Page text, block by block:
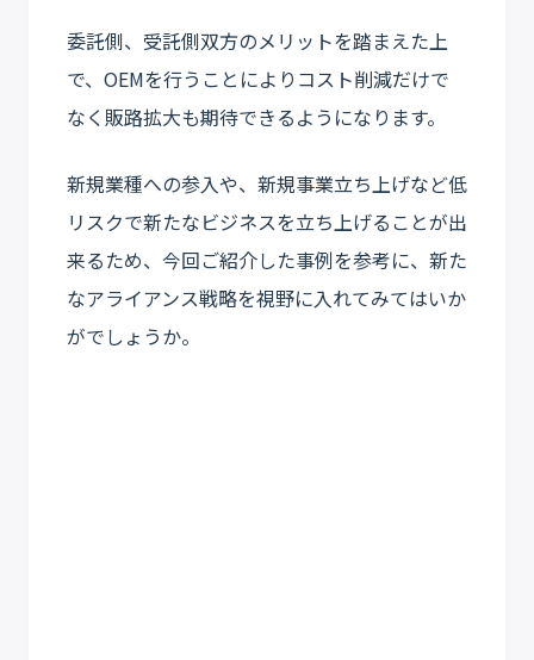
委託側、受託側双方のメリットを踏まえた上
で、OEMを行うことによりコスト削減だけで
なく販路拡大も期待できるようになります。
新規業種への参入や、新規事業立ち上げなど低
リスクで新たなビジネスを立ち上げることが出
来るため、今回ご紹介した事例を参考に、新た
なアライアンス戦略を視野に入れてみてはいか
がでしょうか。